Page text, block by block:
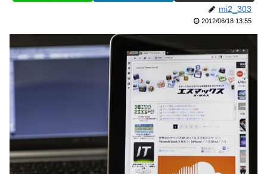
mi2_303
2012/06/18 13:55